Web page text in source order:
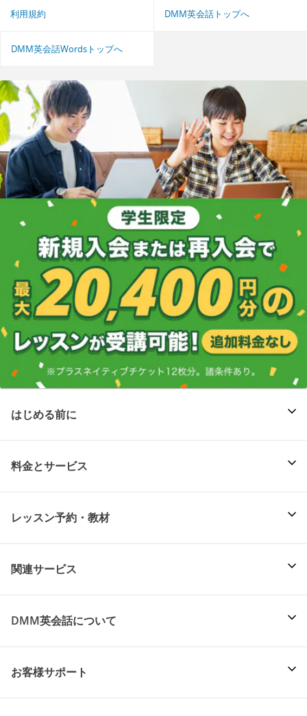
利用規約 DMM英会話トップへ
DMM英会話Wordsトップへ
はじめる前に
料金とサービス
レッスン予約・教材
関連サービス
DMM英会話について
お客様サポート